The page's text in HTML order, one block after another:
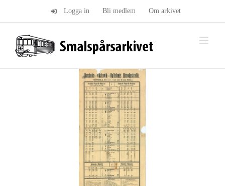
Logga in Bli medlem Om arkivet